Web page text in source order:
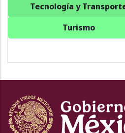
Tecnología y
Turismo